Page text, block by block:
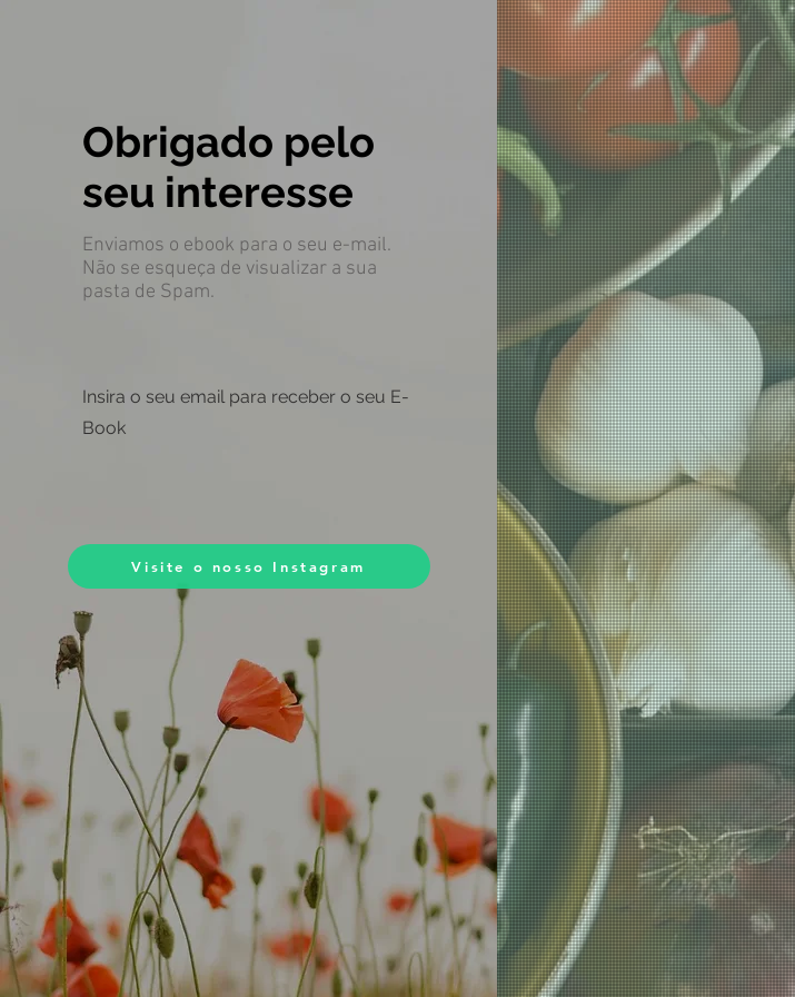
Obrigado pelo
seu interesse
Enviamos o ebook para o seu e-mail.
Não se esqueça de visualizar a sua
pasta de Spam.
Insira o seu email para receber o seu E-
Book
Visite o nosso Instagram